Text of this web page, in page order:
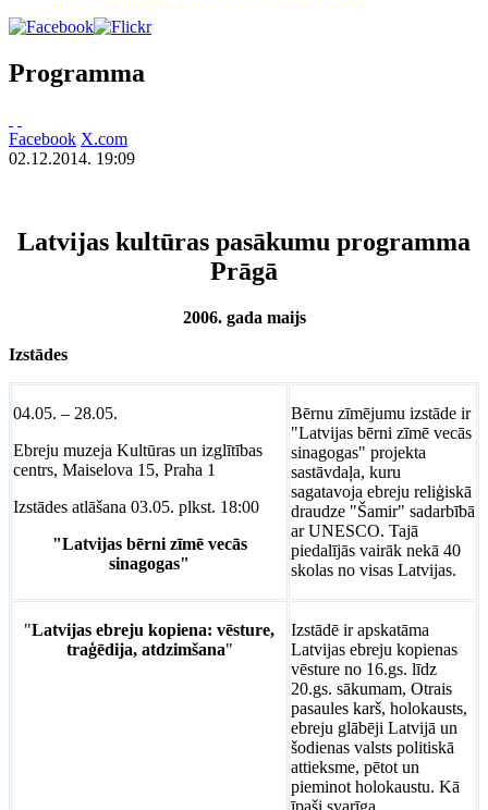
Programma
Facebook X.com
02.12.2014. 19:09
Latvijas kultūras pasākumu programma
Prāgā
2006. gada maijs
Izstādes
04.05. – 28.05.
Ebreju muzeja Kultūras un izglītības
centrs, Maiselova 15, Praha 1
Izstādes atlāšana 03.05. plkst. 18:00
"Latvijas bērni zīmē vecās
sinagogas"
Bērnu zīmējumu izstāde ir
"Latvijas bērni zīmē vecās
sinagogas" projekta
sastāvdaļa, kuru
sagatavoja ebreju reliģiskā
draudze "Šamir" sadarbībā
ar UNESCO. Tajā
piedalījās vairāk nekā 40
skolas no visas Latvijas.
"Latvijas ebreju kopiena: vēsture,
traģēdija, atdzimšana"
Izstādē ir apskatāma
Latvijas ebreju kopienas
vēsture no 16.gs. līdz
20.gs. sākumam, Otrais
pasaules karš, holokausts,
ebreju glābēji Latvijā un
šodienas valsts politiskā
attieksme, pētot un
pieminot holokaustu. Kā
īpaši svarīga